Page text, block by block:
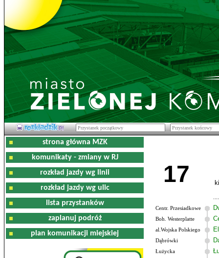
strona główna MZK
komunikaty - zmiany w RJ
rozkład jazdy wg linii
rozkład jazdy wg ulic
lista przystanków
zaplanuj podróż
plan komunikacji miejskiej
17
Centr. Przesiadkowe
Boh. Westerplatte
al.Wojska Polskiego
Dąbrówki
Łużycka